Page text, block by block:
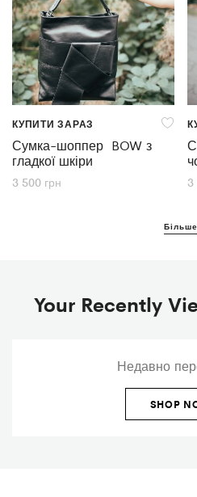
КУПИТИ ЗАРАЗ
Сумка-шоппер BOW з
гладкої шкіри
3 500 грн 3
Більше
Your Recently
Недавно
SHOP